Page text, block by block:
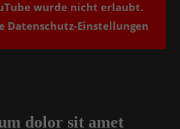
ridiculus mus. Donec
wurde nicht erlaubt.
Datenschutz-Einstellungen
dolor sit amet